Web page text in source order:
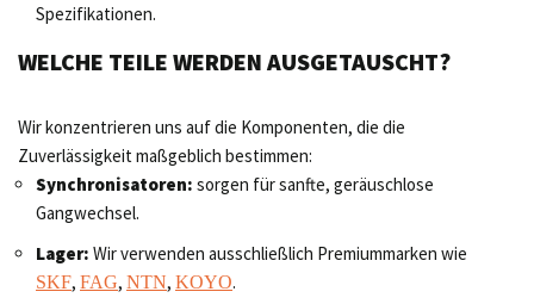
Spezifikationen.
WELCHE TEILE WERDEN AUSGETAUSCHT?
Wir konzentrieren uns auf die Komponenten, die die
Zuverlässigkeit maßgeblich bestimmen:
Synchronisatoren: sorgen für sanfte, geräuschlose
Gangwechsel.
Lager: Wir verwenden ausschließlich Premiummarken wie
SKF, FAG, NTN, KOYO.